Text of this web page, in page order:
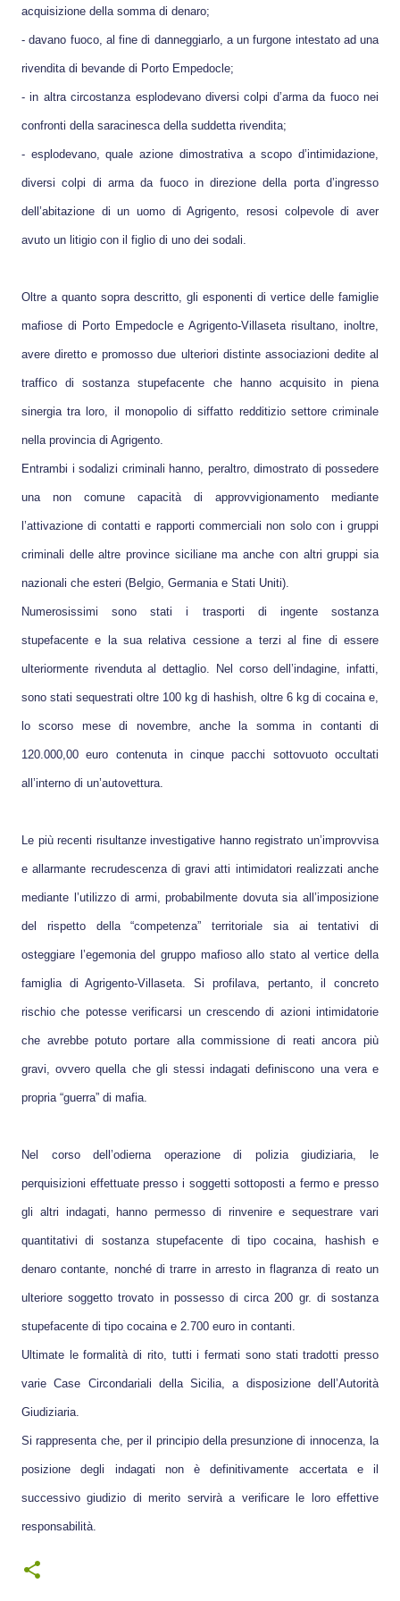
acquisizione della somma di denaro;
- davano fuoco, al fine di danneggiarlo, a un furgone intestato ad una
rivendita di bevande di Porto Empedocle;
- in altra circostanza esplodevano diversi colpi d’arma da fuoco nei
confronti della saracinesca della suddetta rivendita;
- esplodevano, quale azione dimostrativa a scopo d’intimidazione,
diversi colpi di arma da fuoco in direzione della porta d’ingresso
dell’abitazione di un uomo di Agrigento, resosi colpevole di aver
avuto un litigio con il figlio di uno dei sodali.
Oltre a quanto sopra descritto, gli esponenti di vertice delle famiglie
mafiose di Porto Empedocle e Agrigento-Villaseta risultano, inoltre,
avere diretto e promosso due ulteriori distinte associazioni dedite al
traffico di sostanza stupefacente che hanno acquisito in piena
sinergia tra loro, il monopolio di siffatto redditizio settore criminale
nella provincia di Agrigento.
Entrambi i sodalizi criminali hanno, peraltro, dimostrato di possedere
una non comune capacità di approvvigionamento mediante
l’attivazione di contatti e rapporti commerciali non solo con i gruppi
criminali delle altre province siciliane ma anche con altri gruppi sia
nazionali che esteri (Belgio, Germania e Stati Uniti).
Numerosissimi sono stati i trasporti di ingente sostanza
stupefacente e la sua relativa cessione a terzi al fine di essere
ulteriormente rivenduta al dettaglio. Nel corso dell’indagine, infatti,
sono stati sequestrati oltre 100 kg di hashish, oltre 6 kg di cocaina e,
lo scorso mese di novembre, anche la somma in contanti di
120.000,00 euro contenuta in cinque pacchi sottovuoto occultati
all’interno di un’autovettura.
Le più recenti risultanze investigative hanno registrato un’improvvisa
e allarmante recrudescenza di gravi atti intimidatori realizzati anche
mediante l’utilizzo di armi, probabilmente dovuta sia all’imposizione
del rispetto della “competenza” territoriale sia ai tentativi di
osteggiare l’egemonia del gruppo mafioso allo stato al vertice della
famiglia di Agrigento-Villaseta. Si profilava, pertanto, il concreto
rischio che potesse verificarsi un crescendo di azioni intimidatorie
che avrebbe potuto portare alla commissione di reati ancora più
gravi, ovvero quella che gli stessi indagati definiscono una vera e
propria “guerra” di mafia.
Nel corso dell’odierna operazione di polizia giudiziaria, le
perquisizioni effettuate presso i soggetti sottoposti a fermo e presso
gli altri indagati, hanno permesso di rinvenire e sequestrare vari
quantitativi di sostanza stupefacente di tipo cocaina, hashish e
denaro contante, nonché di trarre in arresto in flagranza di reato un
ulteriore soggetto trovato in possesso di circa 200 gr. di sostanza
stupefacente di tipo cocaina e 2.700 euro in contanti.
Ultimate le formalità di rito, tutti i fermati sono stati tradotti presso
varie Case Circondariali della Sicilia, a disposizione dell’Autorità
Giudiziaria.
Si rappresenta che, per il principio della presunzione di innocenza, la
posizione degli indagati non è definitivamente accertata e il
successivo giudizio di merito servirà a verificare le loro effettive
responsabilità.